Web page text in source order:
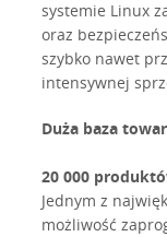
systemie Linux
oraz
szybko nawet
intensywnej
Duża baza
20 000
Jednym z
możliwość